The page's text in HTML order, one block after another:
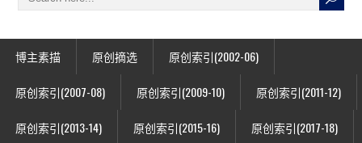
博主素描 原创摘选 原创索引(2002-06)
原创索引(2007-08) 原创索引(2009-10) 原创索引(2011-12)
原创索引(2013-14) 原创索引(2015-16) 原创索引(2017-18)